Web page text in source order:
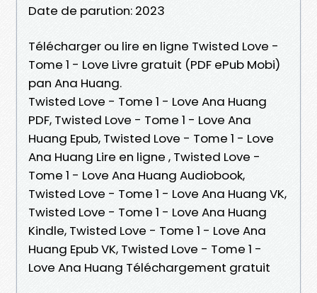
Date de parution: 2023
Télécharger ou lire en ligne Twisted Love -
Tome 1 - Love Livre gratuit (PDF ePub Mobi)
pan Ana Huang.
Twisted Love - Tome 1 - Love Ana Huang
PDF, Twisted Love - Tome 1 - Love Ana
Huang Epub, Twisted Love - Tome 1 - Love
Ana Huang Lire en ligne , Twisted Love -
Tome 1 - Love Ana Huang Audiobook,
Twisted Love - Tome 1 - Love Ana Huang VK,
Twisted Love - Tome 1 - Love Ana Huang
Kindle, Twisted Love - Tome 1 - Love Ana
Huang Epub VK, Twisted Love - Tome 1 -
Love Ana Huang Téléchargement gratuit